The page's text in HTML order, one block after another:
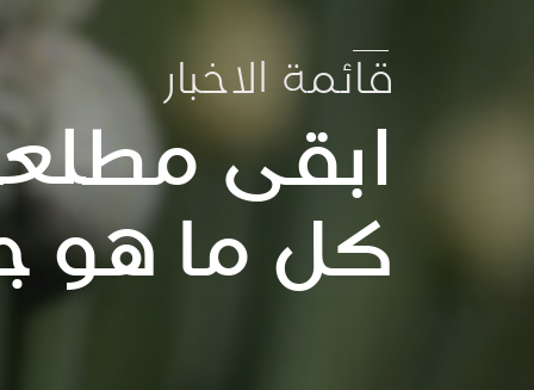
قائمة الاخبار
ابقى
كل ما هو